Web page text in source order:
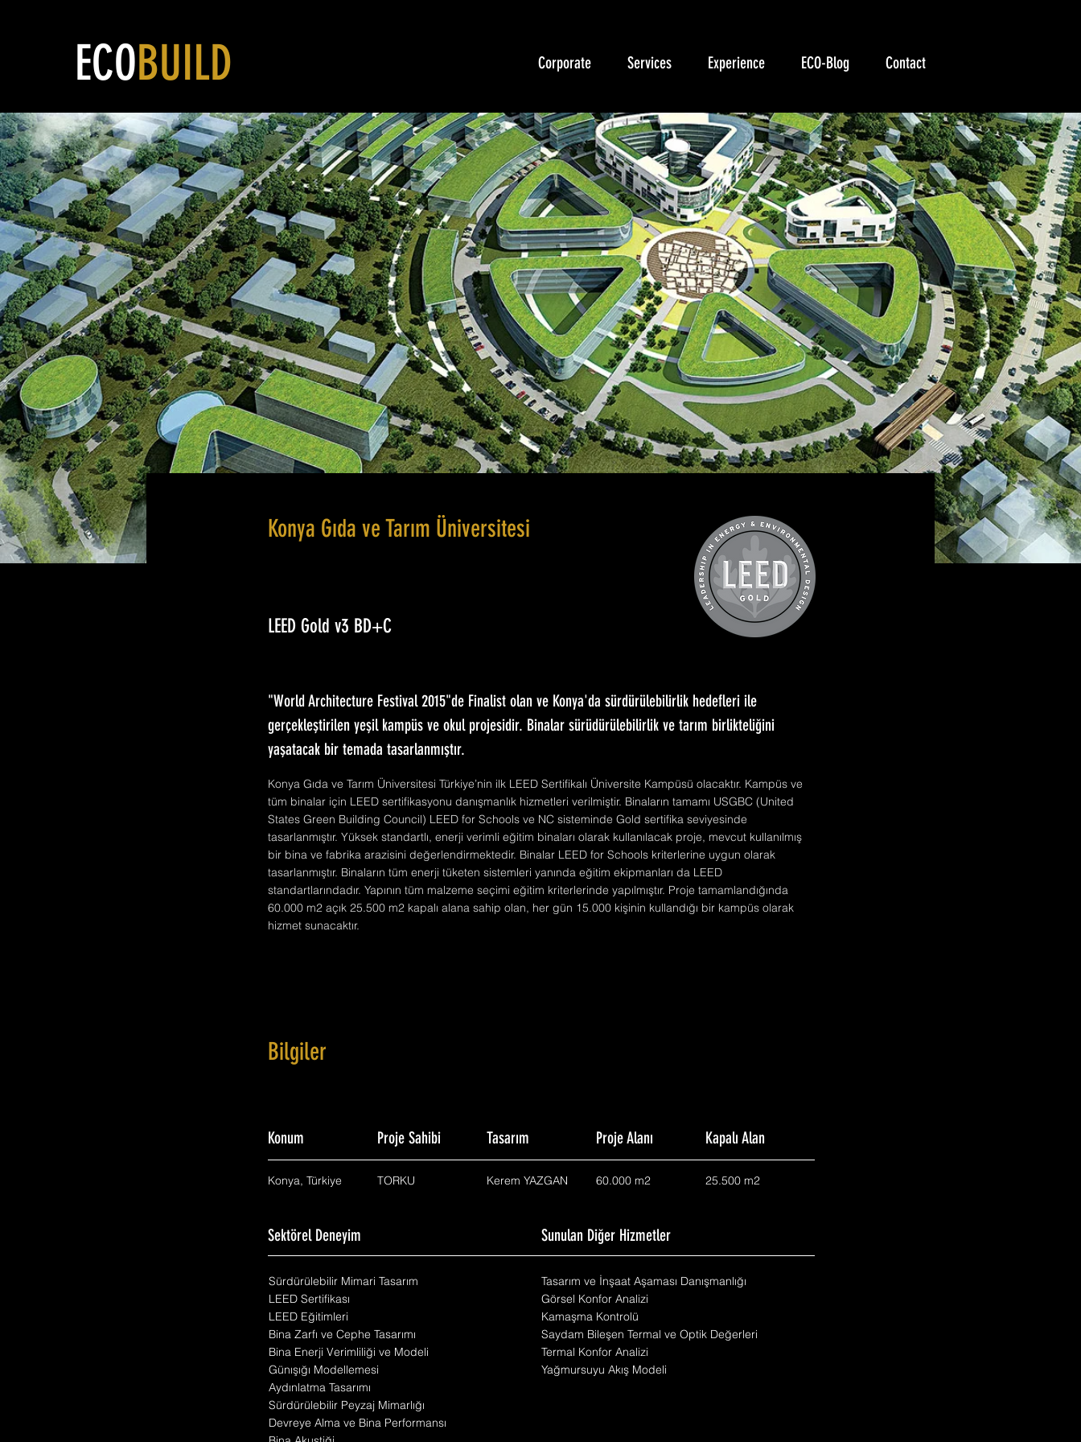
ECOBUILD Corporate Services Experience ECO-Blog Contact
Konya Gıda ve Tarım Üniversitesi
LEED Gold v3 BD+C
"World Architecture Festival 2015"de Finalist olan ve Konya'da sürdürülebilirlik hedefleri ile
gerçekleştirilen yeşil kampüs ve okul projesidir. Binalar sürüdürülebilirlik ve tarım birlikteliğini
yaşatacak bir temada tasarlanmıştır.
Konya Gıda ve Tarım Üniversitesi Türkiye’nin ilk LEED Sertifikalı Üniversite Kampüsü olacaktır. Kampüs ve
tüm binalar için LEED sertifikasyonu danışmanlık hizmetleri verilmiştir. Binaların tamamı USGBC (United
States Green Building Council) LEED for Schools ve NC sisteminde Gold sertifika seviyesinde
tasarlanmıştır. Yüksek standartlı, enerji verimli eğitim binaları olarak kullanılacak proje, mevcut kullanılmış
bir bina ve fabrika arazisini değerlendirmektedir. Binalar LEED for Schools kriterlerine uygun olarak
tasarlanmıştır. Binaların tüm enerji tüketen sistemleri yanında eğitim ekipmanları da LEED
standartlarındadır. Yapının tüm malzeme seçimi eğitim kriterlerinde yapılmıştır. Proje tamamlandığında
60.000 m2 açık 25.500 m2 kapalı alana sahip olan, her gün 15.000 kişinin kullandığı bir kampüs olarak
hizmet sunacaktır.
Bilgiler
Konum Proje Sahibi Tasarım Proje Alanı Kapalı Alan
Konya, Türkiye TORKU Kerem YAZGAN 60.000 m2 25.500 m2
Sektörel Deneyim Sunulan Diğer Hizmetler
Sürdürülebilir Mimari Tasarım
LEED Sertifikası
LEED Eğitimleri
Bina Zarfı ve Cephe Tasarımı
Bina Enerji Verimliliği ve Modeli
Günışığı Modellemesi
Aydınlatma Tasarımı
Sürdürülebilir Peyzaj Mimarlığı
Devreye Alma ve Bina Performansı
Tasarım ve İnşaat Aşaması Danışmanlığı
Görsel Konfor Analizi
Kamaşma Kontrolü
Saydam Bileşen Termal ve Optik Değerleri
Termal Konfor Analizi
Yağmursuyu Akış Modeli